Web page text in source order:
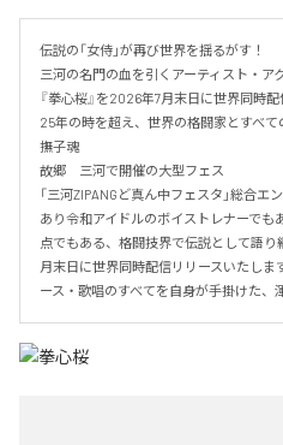
伝説の「女侍」が再び世界を揺るがす！
三河の名門の血を引くアーティスト・ア
『拳心桜』を2026年7月末日に世界同時配
25年の時を超え、世界の格闘家とすべ
撫子魂
故郷　三河で開催の大型フェス
「三河ZIPANGど真ん中フェスタ」総合
あり令和アイドルのボイストレナーで
点でもある、格闘技界で伝説として語り
月末日に世界同時配信リリースいたしま
ース・歌唱のすべてを自身が手掛けた、